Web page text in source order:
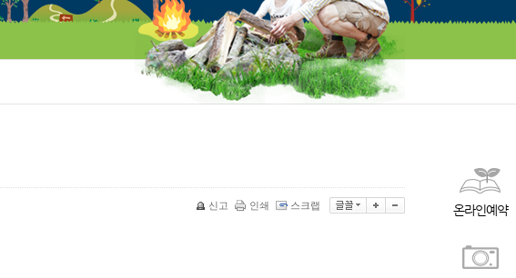
유적
전통장류
캠핑장 후기
이벤트
신고 인쇄 스크랩 온라인예약